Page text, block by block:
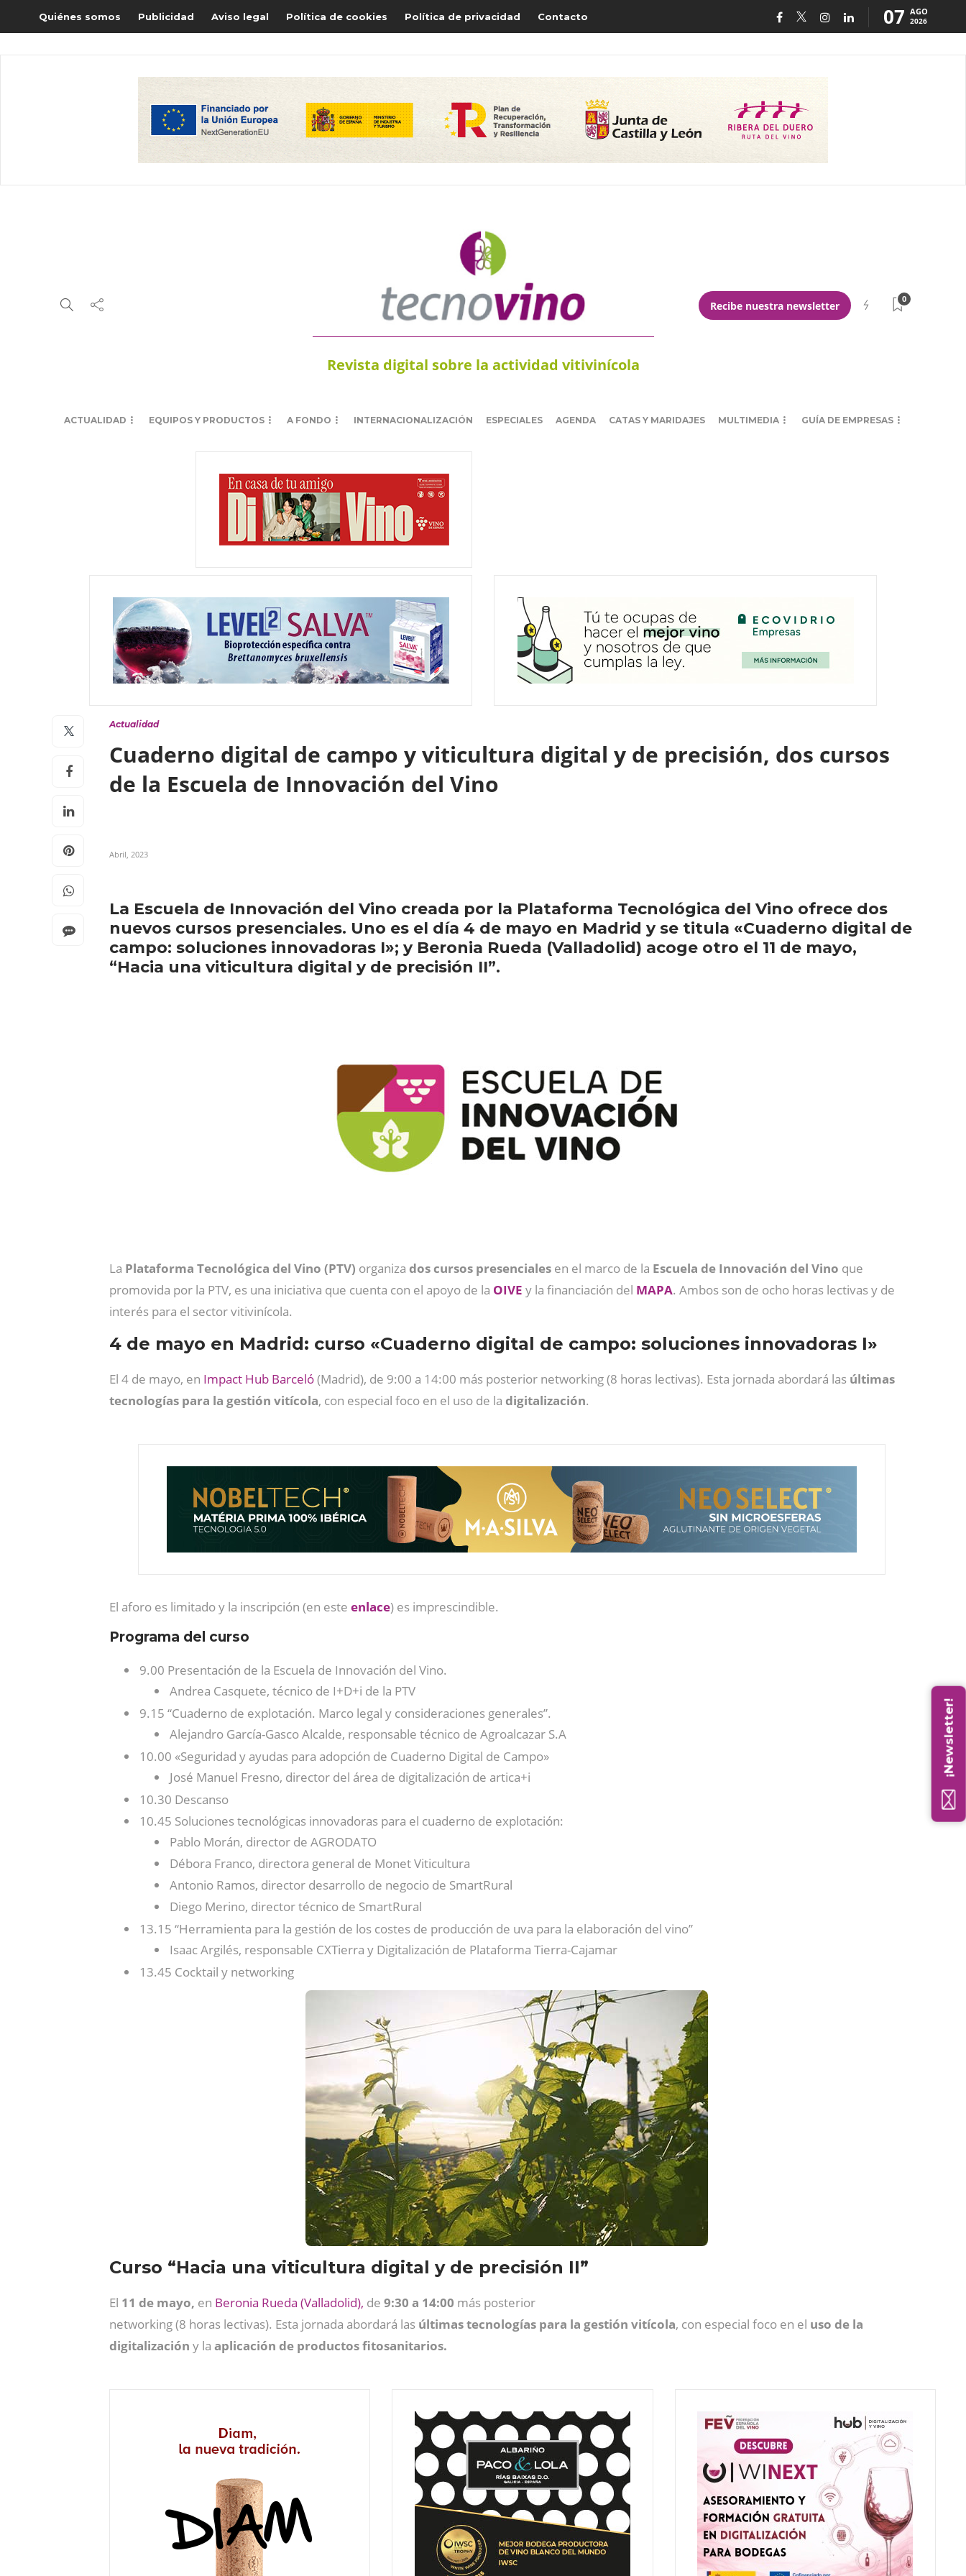
Quiénes somos Publicidad Aviso legal Política de cookies Política de privacidad Contacto 07 AGO
2026
Revista digital sobre la actividad vitivinícola
Recibe nuestra newsletter
0
ACTUALIDAD EQUIPOS Y PRODUCTOS A FONDO INTERNACIONALIZACIÓN ESPECIALES AGENDA CATAS Y MARIDAJES MULTIMEDIA GUÍA DE EMPRESAS
Actualidad
Cuaderno digital de campo y viticultura digital y de precisión, dos cursos
de la Escuela de Innovación del Vino
Abril, 2023
La Escuela de Innovación del Vino creada por la Plataforma Tecnológica del Vino ofrece dos
nuevos cursos presenciales. Uno es el día 4 de mayo en Madrid y se titula «Cuaderno digital de
campo: soluciones innovadoras I»; y Beronia Rueda (Valladolid) acoge otro el 11 de mayo,
“Hacia una viticultura digital y de precisión II”.
La Plataforma Tecnológica del Vino (PTV) organiza dos cursos presenciales en el marco de la Escuela de Innovación del Vino que
promovida por la PTV, es una iniciativa que cuenta con el apoyo de la OIVE y la financiación del MAPA. Ambos son de ocho horas lectivas y de
interés para el sector vitivinícola.
4 de mayo en Madrid: curso «Cuaderno digital de campo: soluciones innovadoras I»
El 4 de mayo, en Impact Hub Barceló(Madrid), de 9:00 a 14:00 más posterior networking (8 horas lectivas). Esta jornada abordará las últimas
tecnologías para la gestión vitícola, con especial foco en el uso de la digitalización.
El aforo es limitado y la inscripción (en este enlace) es imprescindible.
Programa del curso
9.00 Presentación de la Escuela de Innovación del Vino.
Andrea Casquete, técnico de I+D+i de la PTV
9.15 “Cuaderno de explotación. Marco legal y consideraciones generales”.
Alejandro García-Gasco Alcalde, responsable técnico de Agroalcazar S.A
10.00 «Seguridad y ayudas para adopción de Cuaderno Digital de Campo»
José Manuel Fresno, director del área de digitalización de artica+i
10.30 Descanso
10.45 Soluciones tecnológicas innovadoras para el cuaderno de explotación:
Pablo Morán, director de AGRODATO
Débora Franco, directora general de Monet Viticultura
Antonio Ramos, director desarrollo de negocio de SmartRural
Diego Merino, director técnico de SmartRural
13.15 “Herramienta para la gestión de los costes de producción de uva para la elaboración del vino”
Isaac Argilés, responsable CXTierra y Digitalización de Plataforma Tierra-Cajamar
13.45 Cocktail y networking
Curso “Hacia una viticultura digital y de precisión II”
El 11 de mayo, en Beronia Rueda (Valladolid), de 9:30 a 14:00 más posterior
networking (8 horas lectivas). Esta jornada abordará las últimas tecnologías para la gestión vitícola, con especial foco en el uso de la
digitalización y la aplicación de productos fitosanitarios.
¡Newsletter!